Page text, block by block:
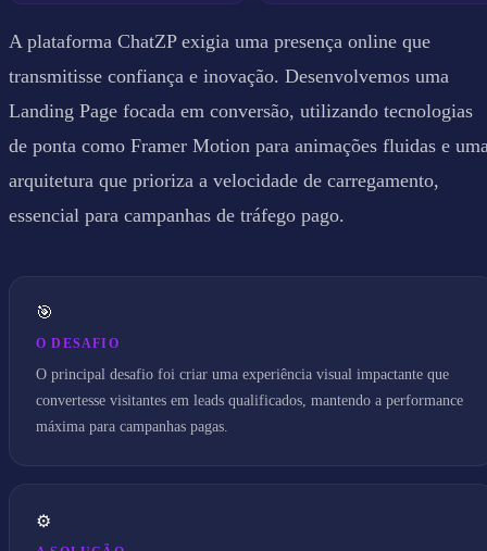
A plataforma ChatZP exigia uma presença online que
transmitisse confiança e inovação. Desenvolvemos uma
Landing Page focada em conversão, utilizando tecnologias
de ponta como Framer Motion para animações fluidas e
arquitetura que prioriza a velocidade de carregamento,
essencial para campanhas de tráfego pago.
🎯
O DESAFIO
O principal desafio foi criar uma experiência visual impactante que
convertesse visitantes em leads qualificados, mantendo a performance
máxima para campanhas pagas.
⚙️